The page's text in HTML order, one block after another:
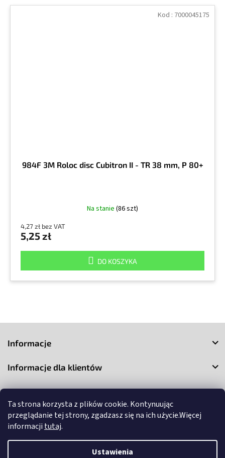
Ta strona korzysta z plików cookie. Kontynuując
przeglądanie tej strony, zgadzasz się na ich użycie.Więcej
informacji tutaj.
Ustawienia
984F 3M Roloc disc Cubitron II - TR 38 mm, P 80+
Na stanie (86 szt)
4,27 zł bez VAT
5,25 zł
DO KOSZYKA
Kod : 7000045175
Informacje
Informacje dla klientów
Kontakt